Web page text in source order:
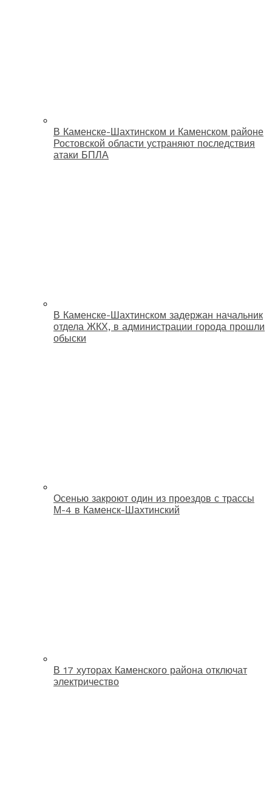
В Каменске-Шахтинском и Каменском районе
Ростовской области устраняют последствия
атаки БПЛА
В Каменске-Шахтинском задержан начальник
отдела ЖКХ, в администрации города прошли
обыски
Осенью закроют один из проездов с трассы
М-4 в Каменск-Шахтинский
В 17 хуторах Каменского района отключат
электричество